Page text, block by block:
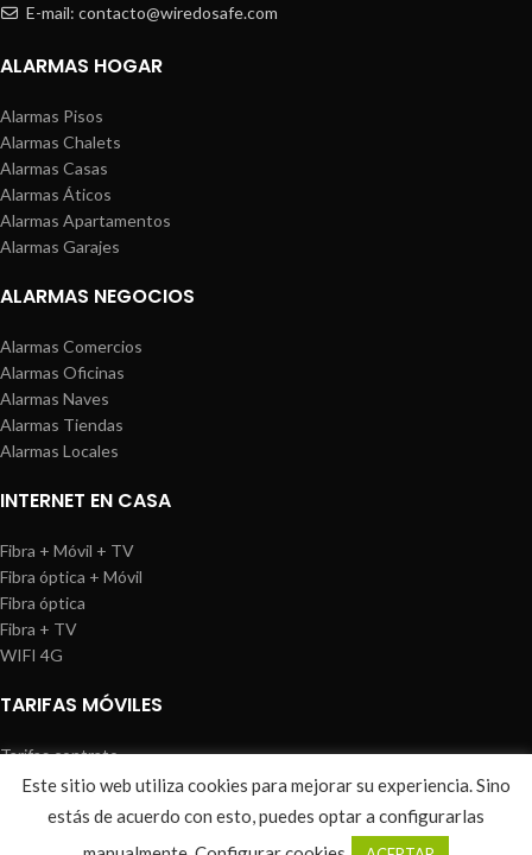
E-mail: contacto@wiredosafe.com
ALARMAS HOGAR
Alarmas Pisos
Alarmas Chalets
Alarmas Casas
Alarmas Áticos
Alarmas Apartamentos
Alarmas Garajes
ALARMAS NEGOCIOS
Alarmas Comercios
Alarmas Oficinas
Alarmas Naves
Alarmas Tiendas
Alarmas Locales
INTERNET EN CASA
Fibra + Móvil + TV
Fibra óptica + Móvil
Fibra óptica
Fibra + TV
WIFI 4G
TARIFAS MÓVILES
Tarifas contrato
Tarifas prepago
WIREDOSAFE Aviso Legal Política de Cookies |Sitemap
Este sitio web utiliza cookies para mejorar su experiencia. Sino
estás de acuerdo con esto, puedes optar a configurarlas